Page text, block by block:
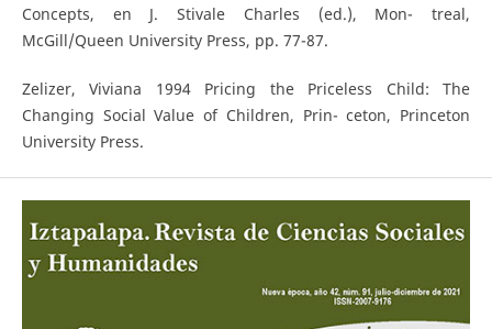
Concepts, en J. Stivale Charles (ed.), Mon- treal,
McGill/Queen University Press, pp. 77-87.
Zelizer, Viviana 1994 Pricing the Priceless Child: The
Changing Social Value of Children, Prin- ceton, Princeton
University Press.